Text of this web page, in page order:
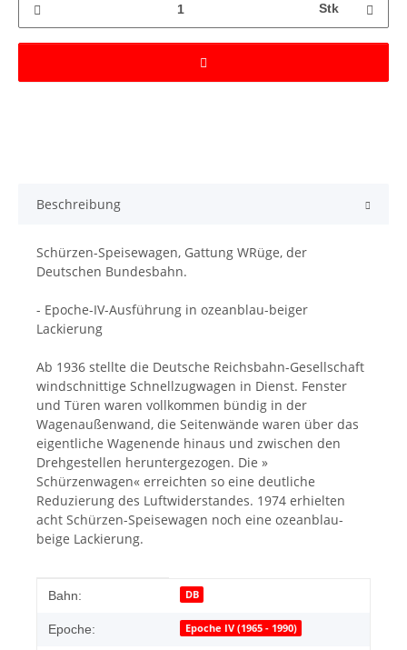
Stk
Beschreibung
Schürzen-Speisewagen, Gattung WRüge, der
Deutschen Bundesbahn.
- Epoche-IV-Ausführung in ozeanblau-beiger
Lackierung
Ab 1936 stellte die Deutsche Reichsbahn-Gesellschaft
windschnittige Schnellzugwagen in Dienst. Fenster
und Türen waren vollkommen bündig in der
Wagenaußenwand, die Seitenwände waren über das
eigentliche Wagenende hinaus und zwischen den
Drehgestellen heruntergezogen. Die »
Schürzenwagen« erreichten so eine deutliche
Reduzierung des Luftwiderstandes. 1974 erhielten
acht Schürzen-Speisewagen noch eine ozeanblau-
beige Lackierung.
Produkteigenschaft
Wert
Bahn: DB
Epoche: Epoche IV (1965 - 1990)